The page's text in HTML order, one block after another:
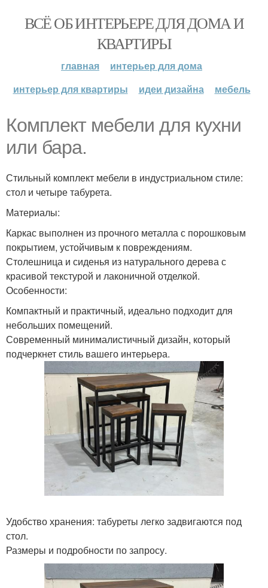
ВСЁ ОБ ИНТЕРЬЕРЕ ДЛЯ ДОМА И
КВАРТИРЫ
главная
интерьер для дома
интерьер для квартиры
идеи дизайна мебель
Комплект мебели для кухни
или бара.
Стильный комплект мебели в индустриальном стиле:
стол и четыре табурета.
Материалы:
Каркас выполнен из прочного металла с порошковым
покрытием, устойчивым к повреждениям.
Столешница и сиденья из натурального дерева с
красивой текстурой и лаконичной отделкой.
Особенности:
Компактный и практичный, идеально подходит для
небольших помещений.
Современный минималистичный дизайн, который
подчеркнет стиль вашего интерьера.
Удобство хранения: табуреты легко задвигаются под
стол.
Размеры и подробности по запросу.